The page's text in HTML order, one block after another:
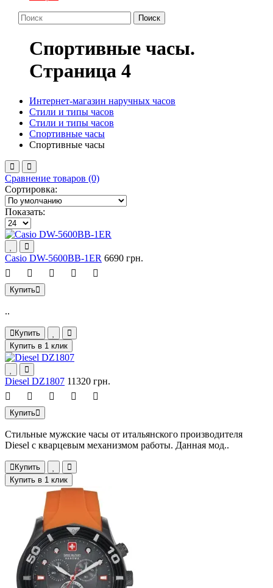
Поиск
Спортивные часы.
Cтраница 4
Интернет-магазин наручных часов
Стили и типы часов
Стили и типы часов
Спортивные часы
Спортивные часы
Сравнение товаров (0)
Сортировка:
Показать:
Casio DW-5600BB-1ER 6690 грн.
Купить
..
Купить
Купить в 1 клик
Diesel DZ1807 11320 грн.
Купить
Стильные мужские часы от итальянского производителя
Diesel с кварцевым механизмом работы. Данная мод..
Купить
Купить в 1 клик